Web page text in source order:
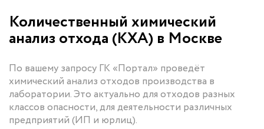
Количественный химический
анализ отхода (КХА) в Москве
По вашему запросу ГК «Портал» проведёт
химический анализ отходов производства в
лаборатории. Это актуально для отходов разных
классов опасности, для деятельности различных
предприятий (ИП и юрлиц).